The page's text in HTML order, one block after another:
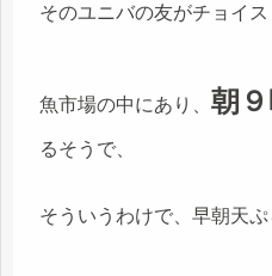
そのユニバの友がチョイス
魚市場の中にあり、 朝
るそうで、
そういうわけで、早朝天ぷ